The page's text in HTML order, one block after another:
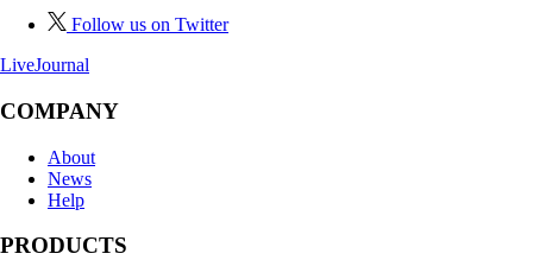
Follow us on Twitter
LiveJournal
COMPANY
About
News
Help
PRODUCTS